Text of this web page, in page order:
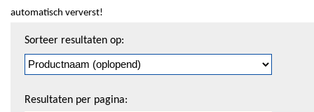
automatisch ververst!
pagineren
Sorteer resultaten op:
Resultaten per pagina: